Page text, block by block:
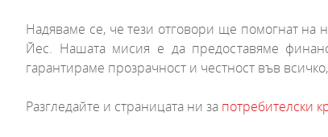
Надяваме се, че тези отговори ще помогнат
Йес. Нашата мисия е да предоставяме
гарантираме прозрачност и честност във
Разгледайте и страницата ни за потребителски